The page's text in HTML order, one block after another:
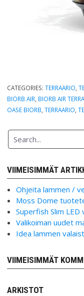
CATEGORIES:TERRAARIO ,
BIORB AIR BIORB AIR
OASE BIORB ,TERRAARIO ,
VIIMEISIMMÄT
Ohjeita lammen /
Moss Dome
Superfish Slim
Valikoiman uudet
Idea lammen
VIIMEISIMMÄT
ARKISTOT